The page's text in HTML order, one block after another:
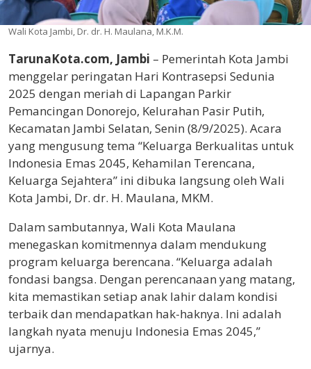
Wali Kota Jambi, Dr. dr. H. Maulana, M.K.M.
TarunaKota.com, Jambi – Pemerintah Kota Jambi
menggelar peringatan Hari Kontrasepsi Sedunia
2025 dengan meriah di Lapangan Parkir
Pemancingan Donorejo, Kelurahan Pasir Putih,
Kecamatan Jambi Selatan, Senin (8/9/2025). Acara
yang mengusung tema “Keluarga Berkualitas untuk
Indonesia Emas 2045, Kehamilan Terencana,
Keluarga Sejahtera” ini dibuka langsung oleh Wali
Kota Jambi, Dr. dr. H. Maulana, MKM.
Dalam sambutannya, Wali Kota Maulana
menegaskan komitmennya dalam mendukung
program keluarga berencana. “Keluarga adalah
fondasi bangsa. Dengan perencanaan yang matang,
kita memastikan setiap anak lahir dalam kondisi
terbaik dan mendapatkan hak-haknya. Ini adalah
langkah nyata menuju Indonesia Emas 2045,”
ujarnya.